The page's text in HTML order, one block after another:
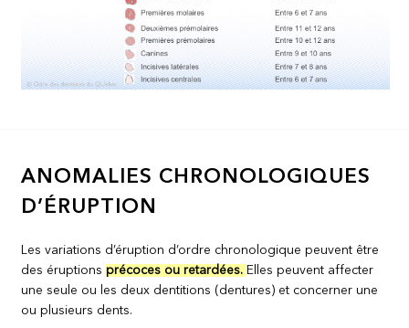
ANOMALIES CHRONOLOGIQUES
D’ÉRUPTION
Les variations d’éruption d’ordre chronologique peuvent être
des éruptionsprécoces ou retardées. Elles peuvent affecter
une seule ou les deux dentitions (dentures) et concerner une
ou plusieurs dents.